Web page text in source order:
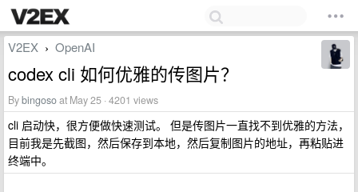
V2EX › OpenAI
codex cli 如何优雅的传图片？
Bybingosoat May 25 · 4201 views
cli 启动快，很方便做快速测试。 但是传图片一直找不到优雅的方法，
目前我是先截图，然后保存到本地，然后复制图片的地址，再粘贴进
终端中。